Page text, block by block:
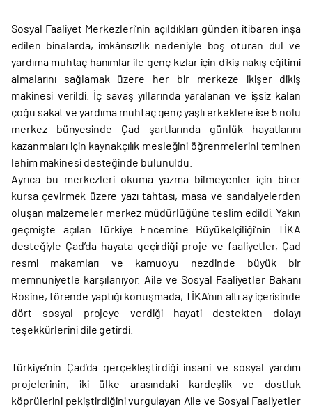
Sosyal Faaliyet Merkezleri’nin açıldıkları günden itibaren inşa
edilen binalarda, imkânsızlık nedeniyle boş oturan dul ve
yardıma muhtaç hanımlar ile genç kızlar için dikiş nakış eğitimi
almalarını sağlamak üzere her bir merkeze ikişer dikiş
makinesi verildi. İç savaş yıllarında yaralanan ve işsiz kalan
çoğu sakat ve yardıma muhtaç genç yaşlı erkeklere ise 5 nolu
merkez bünyesinde Çad şartlarında günlük hayatlarını
kazanmaları için kaynakçılık mesleğini öğrenmelerini teminen
lehim makinesi desteğinde bulunuldu.
Ayrıca bu merkezleri okuma yazma bilmeyenler için birer
kursa çevirmek üzere yazı tahtası, masa ve sandalyelerden
oluşan malzemeler merkez müdürlüğüne teslim edildi. Yakın
geçmişte açılan Türkiye Encemine Büyükelçiliği’nin TİKA
desteğiyle Çad’da hayata geçirdiği proje ve faaliyetler, Çad
resmi makamları ve kamuoyu nezdinde büyük bir
memnuniyetle karşılanıyor. Aile ve Sosyal Faaliyetler Bakanı
Rosine, törende yaptığı konuşmada, TİKA’nın altı ay içerisinde
dört sosyal projeye verdiği hayati destekten dolayı
teşekkürlerini dile getirdi.
Türkiye’nin Çad’da gerçekleştirdiği insani ve sosyal yardım
projelerinin, iki ülke arasındaki kardeşlik ve dostluk
köprülerini pekiştirdiğini vurgulayan Aile ve Sosyal Faaliyetler